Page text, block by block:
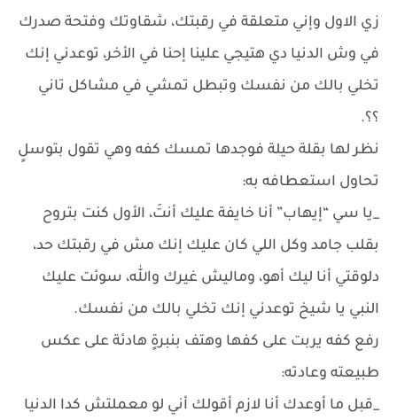
زي الاول وإني متعلقة في رقبتك، شقاوتك وفتحة صدرك
في وش الدنيا دي هتيجي علينا إحنا في الأخر، توعدني إنك
تخلي بالك من نفسك وتبطل تمشي في مشاكل تاني
؟؟.
نظر لها بقلة حيلة فوجدها تمسك كفه وهي تقول بتوسلٍ
تحاول استعطافه به:
_يا سي “إيهاب” أنا خايفة عليك أنتَ، الأول كنت بتروح
بقلب جامد وكل اللي كان عليك إنك مش في رقبتك حد،
دلوقتي أنا ليك أهو، وماليش غيرك والله، سوئت عليك
النبي يا شيخ توعدني إنك تخلي بالك من نفسك.
رفع كفه يربت على كفها وهتف بنبرةٍ هادئة على عكس
طبيعته وعادته:
_قبل ما أوعدك أنا لازم أقولك أني لو معملتش كدا الدنيا